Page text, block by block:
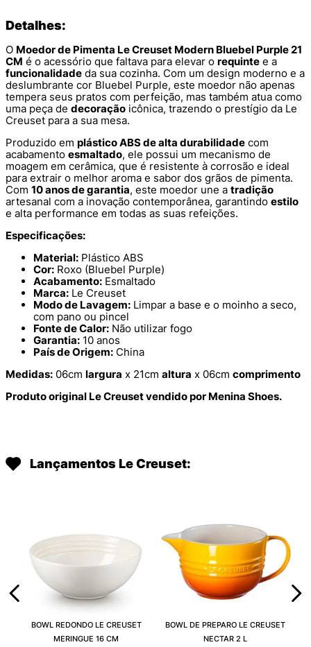
Detalhes:
O Moedor de Pimenta Le Creuset Modern Bluebel Purple 21
CM é o acessório que faltava para elevar o requinte e a
funcionalidade da sua cozinha. Com um design moderno e a
deslumbrante cor Bluebel Purple, este moedor não apenas
tempera seus pratos com perfeição, mas também atua como
uma peça de decoração icônica, trazendo o prestígio da Le
Creuset para a sua mesa.
Produzido em plástico ABS de alta durabilidade com
acabamento esmaltado, ele possui um mecanismo de
moagem em cerâmica, que é resistente à corrosão e ideal
para extrair o melhor aroma e sabor dos grãos de pimenta.
Com 10 anos de garantia, este moedor une a tradição
artesanal com a inovação contemporânea, garantindo estilo
e alta performance em todas as suas refeições.
Especificações:
Material: Plástico ABS
Cor: Roxo (Bluebel Purple)
Acabamento: Esmaltado
Marca: Le Creuset
Modo de Lavagem: Limpar a base e o moinho a seco,
com pano ou pincel
Fonte de Calor: Não utilizar fogo
Garantia: 10 anos
País de Origem: China
Medidas: 06cm largura x 21cm altura x 06cm comprimento
Produto original Le Creuset vendido por Menina Shoes.
Lançamentos Le Creuset:
BOWL REDONDO LE CREUSET
MERINGUE 16 CM
BOWL DE PREPARO LE CREUSET
NECTAR 2 L